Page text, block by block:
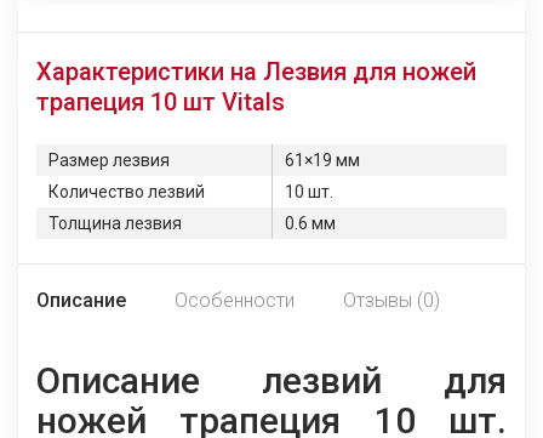
Характеристики на Лезвия для ножей
трапеция 10 шт Vitals
Размер лезвия
61×19 мм
Количество лезвий
10 шт.
Толщина лезвия
0.6 мм
Описание Особенности Отзывы (0)
Описание лезвий для
ножей трапеция 10 шт.